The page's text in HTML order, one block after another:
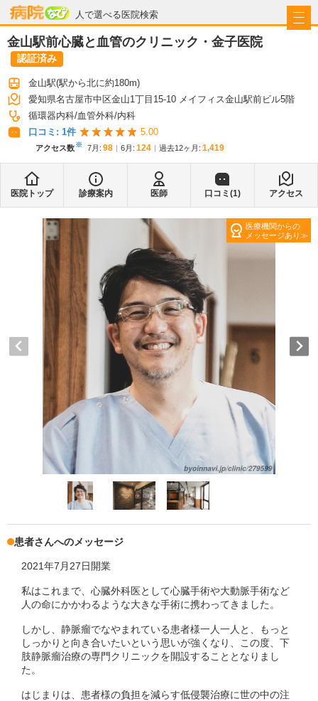
人で選べる医院検索
病院なび
金山駅前心臓と血管のクリニック・金子医院
認証済み
金山駅(駅から北に約180m)
愛知県名古屋市中区金山1丁目15-10 メイフィス金山駅前ビル5階
循環器内科 血管外科 内科
口コミ: 1件 5.00
アクセス数※ 7月 : 98 6月 : 124 過去12ヶ月: 1,419
医院トップ 診療案内 医師 口コミ(1) アクセス
医療機関からの
メッセージあり
患者さんへのメッセージ
2021年7月27日開業
私はこれまで、心臓外科医として心臓手術や大動脈手術など
人の命にかかわるような大きな手術に携わってきました。
しかし、静脈瘤でなやまれている患者様一人一人と、もっと
しっかりと向き合いたいという思いが強くなり、この度、下
肢静脈瘤治療の専門クリニックを開設することとなりまし
た。
はじまりは、患者様の負担を減らす低侵襲治療に世の中の注